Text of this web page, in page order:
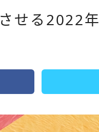
せる2022年